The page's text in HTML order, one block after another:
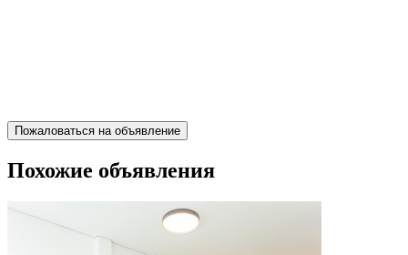
Пожаловаться на объявление
Похожие объявления